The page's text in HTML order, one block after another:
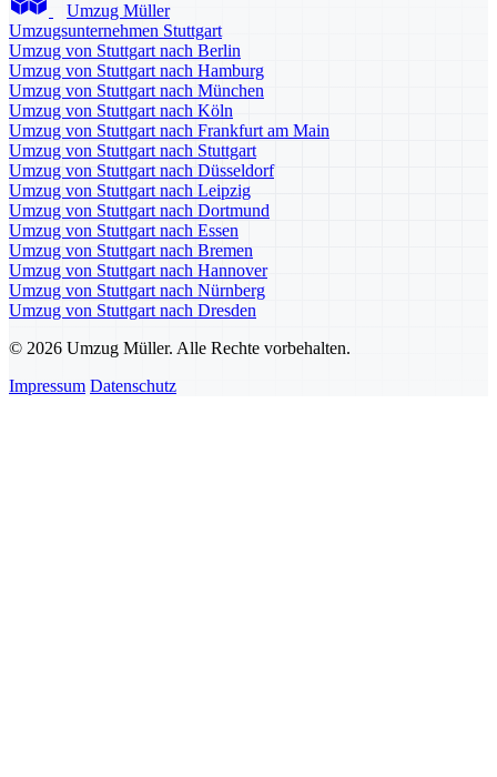
Umzug Müller
Umzugsunternehmen Stuttgart
Umzug von Stuttgart nach Berlin
Umzug von Stuttgart nach Hamburg
Umzug von Stuttgart nach München
Umzug von Stuttgart nach Köln
Umzug von Stuttgart nach Frankfurt am Main
Umzug von Stuttgart nach Stuttgart
Umzug von Stuttgart nach Düsseldorf
Umzug von Stuttgart nach Leipzig
Umzug von Stuttgart nach Dortmund
Umzug von Stuttgart nach Essen
Umzug von Stuttgart nach Bremen
Umzug von Stuttgart nach Hannover
Umzug von Stuttgart nach Nürnberg
Umzug von Stuttgart nach Dresden
© 2026 Umzug Müller. Alle Rechte vorbehalten.
Impressum Datenschutz